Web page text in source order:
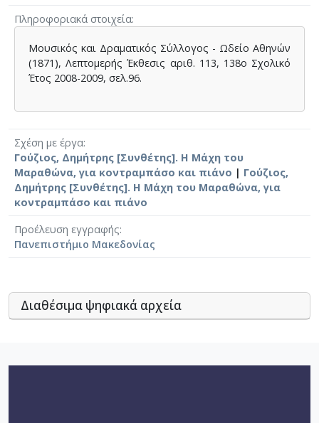
Πληροφοριακά στοιχεία
Μουσικός και Δραματικός Σύλλογος - Ωδείο Αθηνών
(1871), Λεπτομερής Έκθεσις αριθ. 113, 138ο Σχολικό
Έτος 2008-2009, σελ.96.
Σχέση με έργα
Γούζιος, Δημήτρης [Συνθέτης]. Η Μάχη του
Μαραθώνα, για κοντραμπάσο και πιάνο | Γούζιος,
Δημήτρης [Συνθέτης]. Η Μάχη του Μαραθώνα, για
κοντραμπάσο και πιάνο
Προέλευση εγγραφής
Πανεπιστήμιο Μακεδονίας
Διαθέσιμα ψηφιακά αρχεία